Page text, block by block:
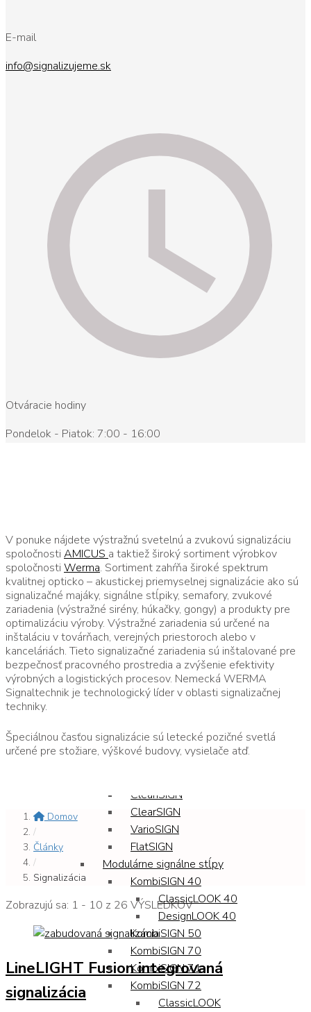
E-mail
info@signalizujeme.sk
Otváracie hodiny
Pondelok - Piatok: 7:00 - 16:00
Letecké pozičné svetlá
Svetlo na heliport
Letecké pozičné svetlo nízkej svietivosti
Letecké pozičné svetlo strednej
svietivosti
Príslušenstvo pre pozičné svetlo
Signálne stĺpy
eSIGN voľne konfigurovateľné signálne
stĺpy
eSIGN White
Signálny stĺp RST 56
KOMPAKT 37
CleanSIGN
ClearSIGN
VarioSIGN
FlatSIGN
Modulárne signálne stĺpy
KombiSIGN 40
ClassicLOOK 40
DesignLOOK 40
KombiSIGN 50
KombiSIGN 70
KombiSIGN 71
KombiSIGN 72
ClassicLOOK
V ponuke nájdete výstražnú svetelnú a zvukovú signalizáciu
spoločnosti AMICUS a taktiež široký sortiment výrobkov
spoločnosti Werma. Sortiment zahŕňa široké spektrum
kvalitnej opticko – akustickej priemyselnej signalizácie ako sú
signalizačné majáky, signálne stĺpiky, semafory, zvukové
zariadenia (výstražné sirény, húkačky, gongy) a produkty pre
optimalizáciu výroby. Výstražné zariadenia sú určené na
inštaláciu v továrňach, verejných priestoroch alebo v
kanceláriách. Tieto signalizačné zariadenia sú inštalované pre
bezpečnosť pracovného prostredia a zvýšenie efektivity
výrobných a logistických procesov. Nemecká WERMA
Signaltechnik je technologický líder v oblasti signalizačnej
techniky.
Špeciálnou časťou signalizácie sú letecké pozičné svetlá
určené pre stožiare, výškové budovy, vysielače atď.
Domov
/
Články
/
Signalizácia
Zobrazujú sa: 1 - 10 z 26 VÝSLEDKOV
LineLIGHT Fusion integrovaná
signalizácia